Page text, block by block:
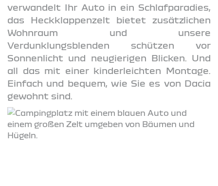
verwandelt Ihr Auto in ein Schlafparadies,
das Heckklappenzelt bietet zusätzlichen
Wohnraum und unsere
Verdunklungsblenden schützen vor
Sonnenlicht und neugierigen Blicken. Und
all das mit einer kinderleichten Montage.
Einfach und bequem, wie Sie es von Dacia
gewohnt sind.